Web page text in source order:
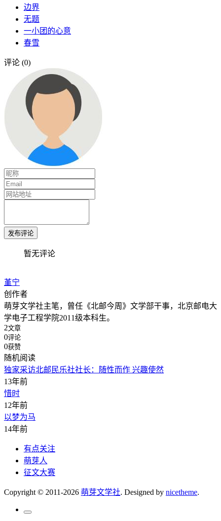
边界
无题
一小团的心意
春雪
评论 (0)
发布评论
暂无评论
堇宁
创作者
萌芽文学社主笔，曾任《北邮今周》文学部干事，北京邮电大
学电子工程学院2011级本科生。
2文章
0评论
0获赞
随机阅读
独家采访北邮民乐社社长：随性而作 兴趣使然
13年前
惜时
12年前
以梦为马
14年前
有点关注
萌芽人
征文大赛
Copyright © 2011-2026 萌芽文学社. Designed by nicetheme.